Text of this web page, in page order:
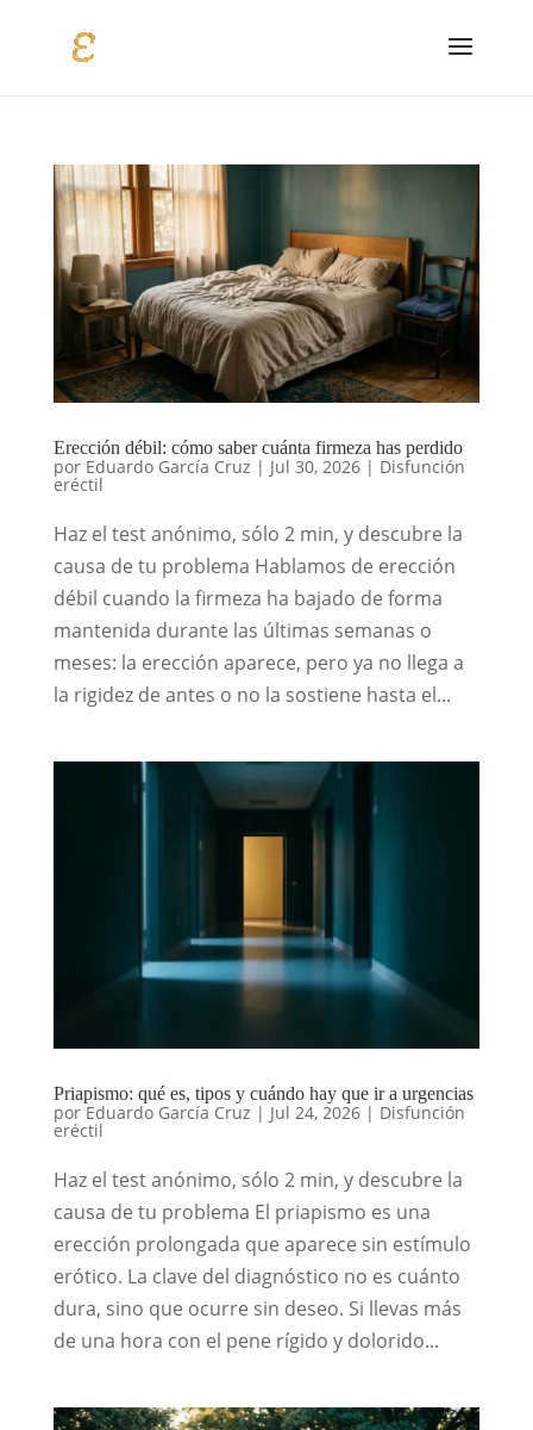
Erección débil: cómo saber cuánta firmeza has perdido
por Eduardo García Cruz | Jul 30, 2026| Disfunción
eréctil
Haz el test anónimo, sólo 2 min, y descubre la
causa de tu problema Hablamos de erección
débil cuando la firmeza ha bajado de forma
mantenida durante las últimas semanas o
meses: la erección aparece, pero ya no llega a
la rigidez de antes o no la sostiene hasta el...
Priapismo: qué es, tipos y cuándo hay que ir a urgencias
por Eduardo García Cruz | Jul 24, 2026| Disfunción
eréctil
Haz el test anónimo, sólo 2 min, y descubre la
causa de tu problema El priapismo es una
erección prolongada que aparece sin estímulo
erótico. La clave del diagnóstico no es cuánto
dura, sino que ocurre sin deseo. Si llevas más
de una hora con el pene rígido y dolorido...